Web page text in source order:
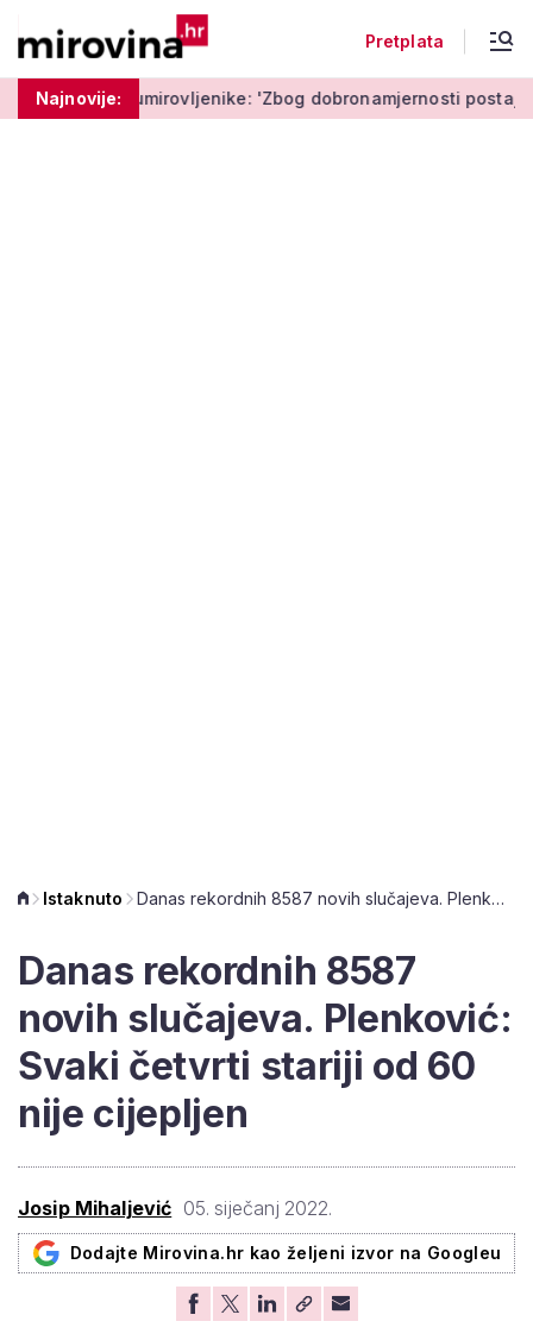
Pretplata
Najnovije:'Zbog dobronamjernosti postaju meta prijevare'
Istaknuto Danas rekordnih 8587 novih slučajeva. Plenković: Svaki četvrti stariji od 60 nije cijepljen
Danas rekordnih 8587
novih slučajeva. Plenković:
Svaki četvrti stariji od 60
nije cijepljen
Josip Mihaljević 05. siječanj 2022.
Dodajte Mirovina.hr kao željeni izvor na Googleu